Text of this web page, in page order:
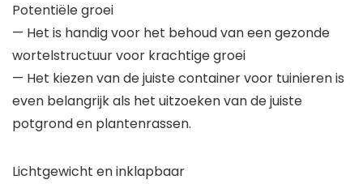
Potentiële groei
— Het is handig voor het behoud van een gezonde
wortelstructuur voor krachtige groei
— Het kiezen van de juiste container voor tuinieren is
even belangrijk als het uitzoeken van de juiste
potgrond en plantenrassen.
Lichtgewicht en inklapbaar